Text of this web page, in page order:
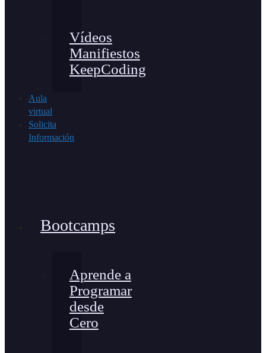
Vídeos
Manifiestos
KeepCoding
Aula
virtual
Solicita
Información
Bootcamps
Aprende a
Programar
desde
Cero